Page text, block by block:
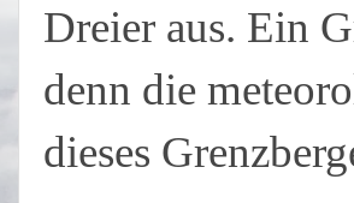
Dreier aus. Ein
denn die
dieses